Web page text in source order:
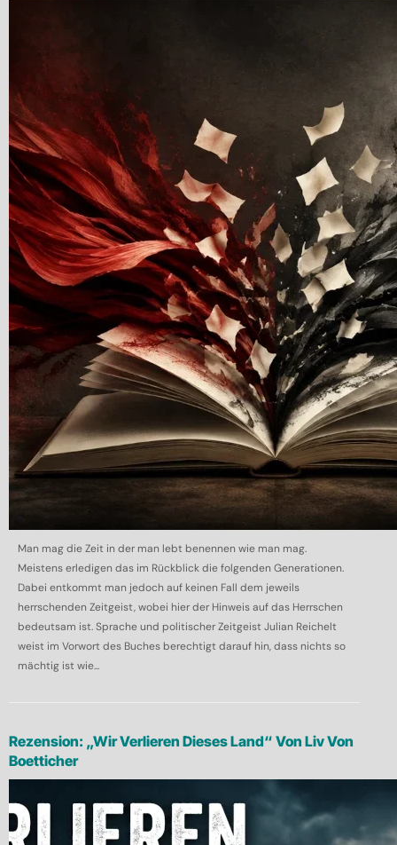
Man mag die Zeit in der man lebt benennen wie man mag.
Meistens erledigen das im Rückblick die folgenden Generationen.
Dabei entkommt man jedoch auf keinen Fall dem jeweils
herrschenden Zeitgeist, wobei hier der Hinweis auf das Herrschen
bedeutsam ist. Sprache und politischer Zeitgeist Julian Reichelt
weist im Vorwort des Buches berechtigt darauf hin, dass nichts so
mächtig ist wie...
Rezension: „Wir Verlieren Dieses Land“ Von Liv Von
Boetticher